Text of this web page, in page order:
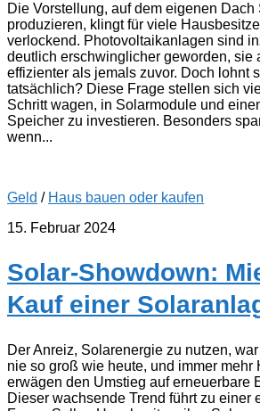
Die Vorstellung, auf dem eigenen Dach
produzieren, klingt für viele
verlockend. Photovoltaikanlagen sind
deutlich erschwinglicher geworden, sie
effizienter als jemals zuvor. Doch lohnt
tatsächlich? Diese Frage stellen sich
Schritt wagen, in Solarmodule und
Speicher zu investieren. Besonders
wenn...
Geld / Haus bauen oder kaufen
15. Februar 2024
Solar-Showdown:
Kauf einer
Der Anreiz, Solarenergie zu nutzen,
nie so groß wie heute, und immer mehr
erwägen den Umstieg auf erneuerbare
Dieser wachsende Trend führt zu einer